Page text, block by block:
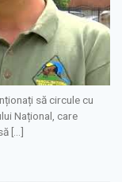
să circule cu
Național, care
[…]